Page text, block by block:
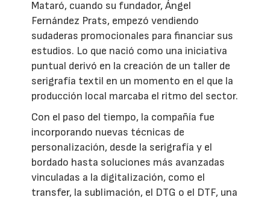
Mataró, cuando su fundador, Ángel
Fernández Prats, empezó vendiendo
sudaderas promocionales para financiar sus
estudios. Lo que nació como una iniciativa
puntual derivó en la creación de un taller de
serigrafía textil en un momento en el que la
producción local marcaba el ritmo del sector.
Con el paso del tiempo, la compañía fue
incorporando nuevas técnicas de
personalización, desde la serigrafía y el
bordado hasta soluciones más avanzadas
vinculadas a la digitalización, como el
transfer, la sublimación, el DTG o el DTF, una